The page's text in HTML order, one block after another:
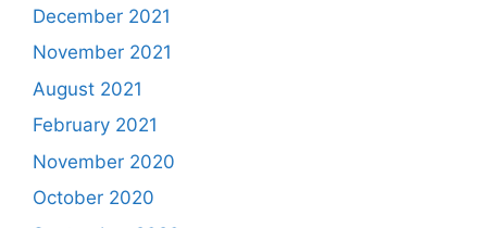
December 2021
November 2021
August 2021
February 2021
November 2020
October 2020